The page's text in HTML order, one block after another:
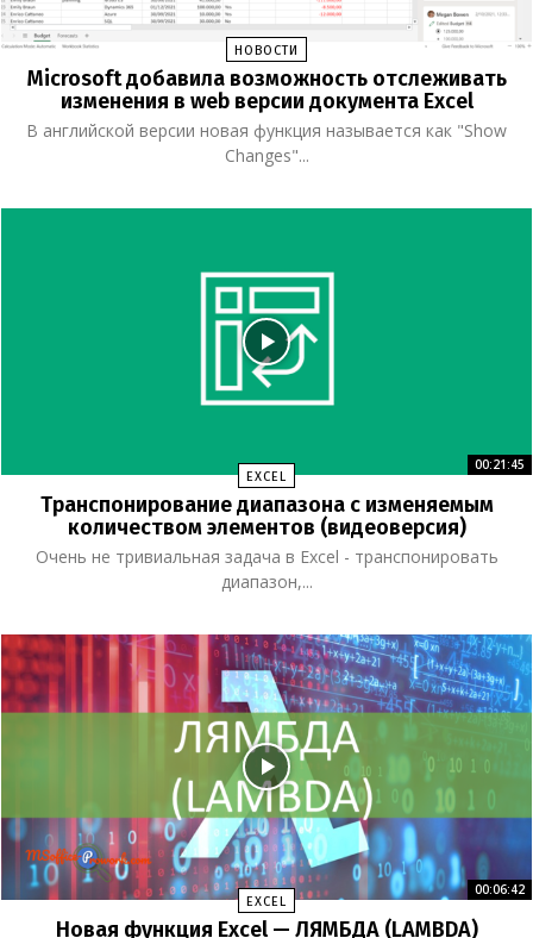
НОВОСТИ
Microsoft добавила возможность отслеживать
изменения в web версии документа Excel
В английской версии новая функция называется как "Show
Changes"...
EXCEL
00:21:45
Транспонирование диапазона с изменяемым
количеством элементов (видеоверсия)
Очень не тривиальная задача в Excel - транспонировать
диапазон,...
EXCEL
00:06:42
Новая функция Excel — ЛЯМБДА (LAMBDA)